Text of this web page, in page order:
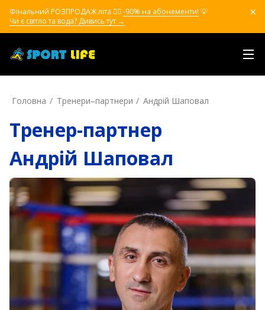
Фінальний РОЗПРОДАЖ літа ❤️‍🔥 -90% на абонементи! 💡
Чи є світло та вода? Дивись тут →
Головна Тренери–партнери Андрій Шаповал
Тренер-партнер
Андрій Шаповал